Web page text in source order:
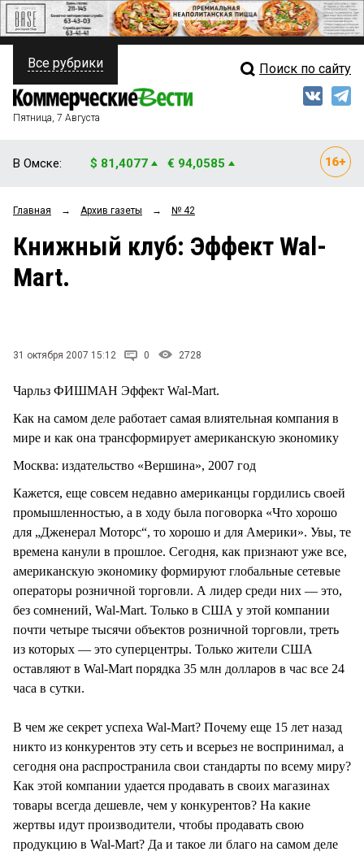
ПОЛИТИКА
ФИНАНСЫ
ОБЩЕСТВО
ЗАКОН
НОВОСТИ КОМПАНИЙ
СТИЛЬ ЖИЗНИ
Свежий выпуск
Рейтинги
Все рубрики Поиск по сайту
Пятница, 7 Августа
В Омске: $ 81,4077 € 94,0585
Главная → Архив газеты → № 42
Книжный клуб: Эффект Wal-
Mart.
31 октября 2007 15:12 0 2728
Чарльз ФИШМАН Эффект Wal-Mart.
Как на самом деле работает самая влиятельная компания в
мире и как она трансформирует американскую экономику
Москва: издательство «Вершина», 2007 год
Кажется, еще совсем недавно американцы гордились своей
промышленностью, а в ходу была поговорка «Что хорошо
для „Дженерал Моторс“, то хорошо и для Америки». Увы, те
времена канули в прошлое. Сегодня, как признают уже все,
американскую экономику формируют глобальные сетевые
операторы розничной торговли. А лидер среди них — это,
без сомнений, Wal-Mart. Только в США у этой компании
почти четыре тысячи объектов розничной торговли, треть
из которых — это суперцентры. Только жители США
оставляют в Wal-Mart порядка 35 млн долларов в час все 24
часа в сутки.
В чем же секрет успеха Wal-Mart? Почему еще 15 лет назад
никто из конкурентов эту сеть и всерьез не воспринимал, а
сегодня она распространила свои стандарты по всему миру?
Как этой компании удается продавать в своих магазинах
товары всегда дешевле, чем у конкурентов? На какие
жертвы идут производители, чтобы продавать свою
продукцию в Wal-Mart? Да и такое ли благо на самом деле